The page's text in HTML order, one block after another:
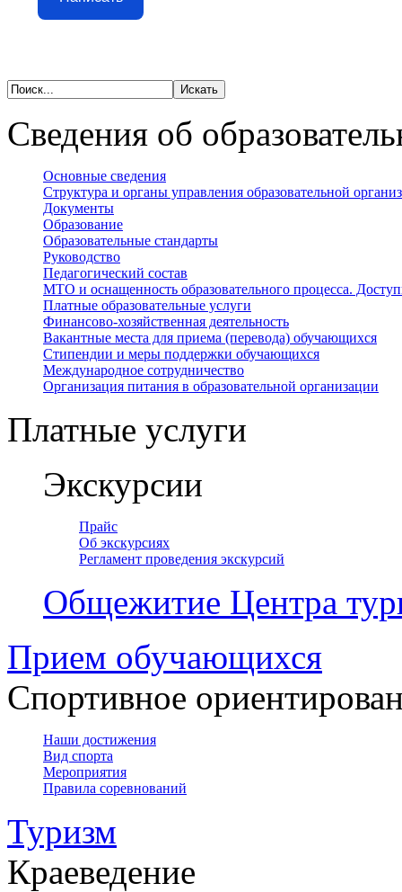
Сведения об
Основные сведения
Структура и органы управления образовательной
Документы
Образование
Образовательные стандарты
Руководство
Педагогический состав
МТО и оснащенность образовательного процесса.
Платные образовательные услуги
Финансово-хозяйственная деятельность
Вакантные места для приема (перевода) обучающихся
Стипендии и меры поддержки обучающихся
Международное сотрудничество
Организация питания в образовательной организации
Платные услуги
Экскурсии
Прайс
Об экскурсиях
Регламент проведения экскурсий
Общежитие Центра
Прием обучающихся
Спортивное
Наши достижения
Вид спорта
Мероприятия
Правила соревнований
Туризм
Краеведение